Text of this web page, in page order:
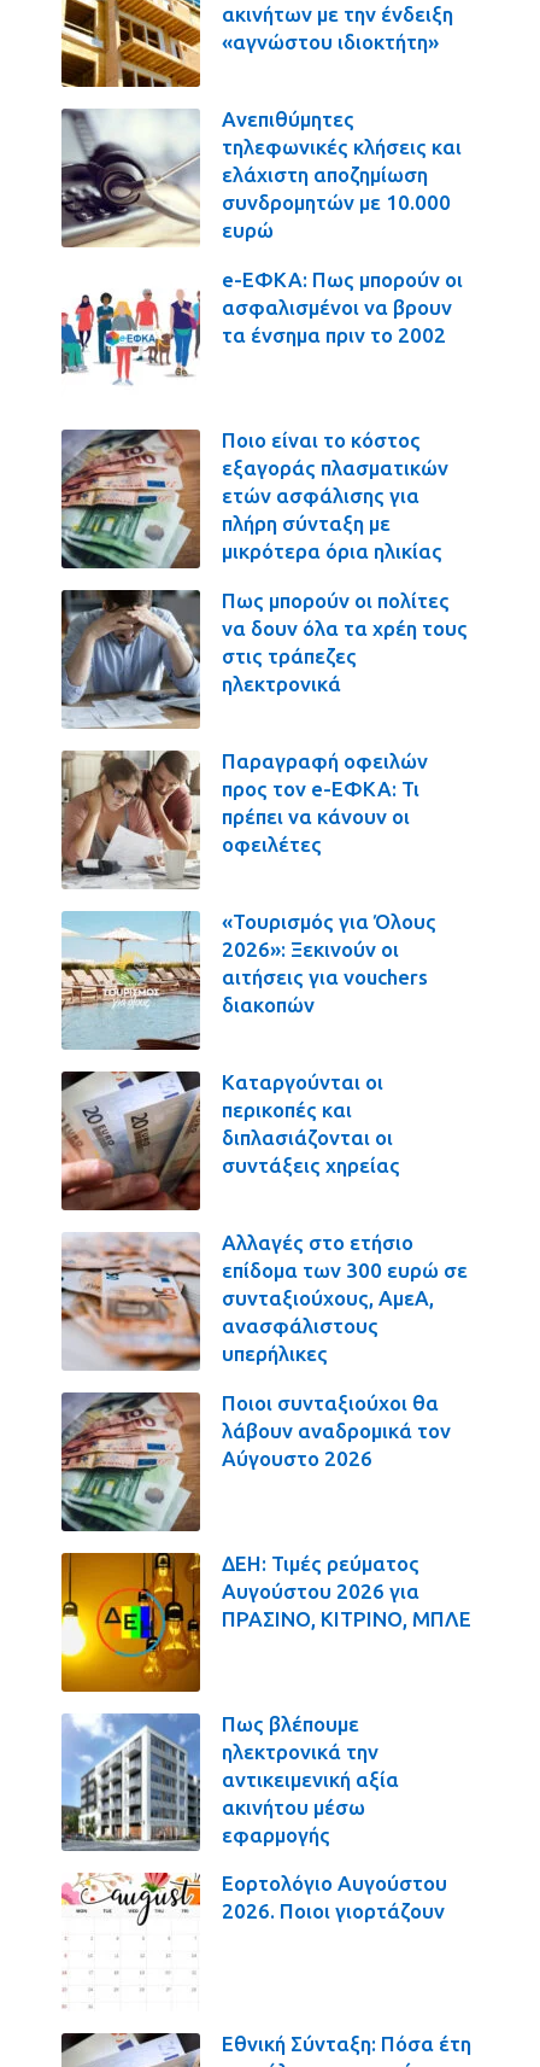
ακινήτων με την ένδειξη
«αγνώστου ιδιοκτήτη»
Ανεπιθύμητες
τηλεφωνικές κλήσεις και
ελάχιστη αποζημίωση
συνδρομητών με 10.000
ευρώ
e-ΕΦΚΑ: Πως μπορούν οι
ασφαλισμένοι να βρουν
τα ένσημα πριν το 2002
Ποιο είναι το κόστος
εξαγοράς πλασματικών
ετών ασφάλισης για
πλήρη σύνταξη με
μικρότερα όρια ηλικίας
Πως μπορούν οι πολίτες
να δουν όλα τα χρέη τους
στις τράπεζες
ηλεκτρονικά
Παραγραφή οφειλών
προς τον e-ΕΦΚΑ: Τι
πρέπει να κάνουν οι
οφειλέτες
«Τουρισμός για Όλους
2026»: Ξεκινούν οι
αιτήσεις για vouchers
διακοπών
Καταργούνται οι
περικοπές και
διπλασιάζονται οι
συντάξεις χηρείας
Αλλαγές στο ετήσιο
επίδομα των 300 ευρώ σε
συνταξιούχους, ΑμεΑ,
ανασφάλιστους
υπερήλικες
Ποιοι συνταξιούχοι θα
λάβουν αναδρομικά τον
Αύγουστο 2026
ΔΕΗ: Τιμές ρεύματος
Αυγούστου 2026 για
ΠΡΑΣΙΝΟ, ΚΙΤΡΙΝΟ, ΜΠΛΕ
Πως βλέπουμε
ηλεκτρονικά την
αντικειμενική αξία
ακινήτου μέσω
εφαρμογής
Εορτολόγιο Αυγούστου
2026. Ποιοι γιορτάζουν
Εθνική Σύνταξη: Πόσα έτη